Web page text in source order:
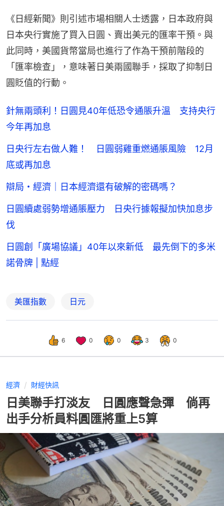
《日經新聞》則引述市場相關人士透露，日本政府與
日本央行實施了買入日圓、賣出美元的匯率干預。與
此同時，美國貨幣當局也進行了作為干預前階段的
「匯率檢查」，意味著日美兩國聯手，採取了抑制日
圓貶值的行動。
針無兩頭利！日圓見40年低恐令通脹升溫 支持央行
今年再加息
日央行左右做人難！ 日圓弱雞重燃通脹風險 12月
底或再加息
辯局・經濟｜日本經濟還有破解的密碼嗎？
日圓續處弱勢增通脹壓力 日央行據報擬加快加息步
伐
日圓創「廣場協議」40年以來新低 最先倒下的多米
諾骨牌 | 點經
美匯指數 日元
6 0 0 3 0
經濟 財經快訊
日美聯手打淡友 日圓應聲急彈 倘再
出手分析員料圓匯將重上5算